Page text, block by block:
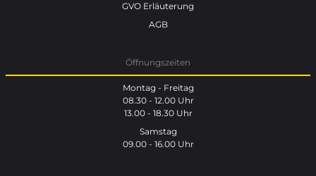
GVO Erläuterung
AGB
Öffnungszeiten
Montag - Freitag
08.30 - 12.00 Uhr
13.00 - 18.30 Uhr
Samstag
09.00 - 16.00 Uhr